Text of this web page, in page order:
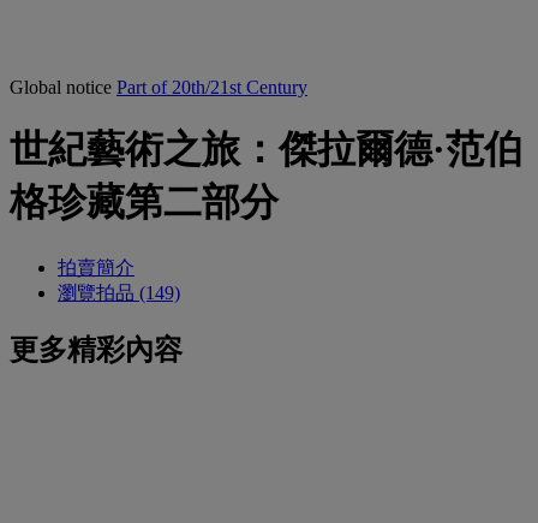
Global notice Part of 20th/21st Century
世紀藝術之旅：傑拉爾德·范伯
格珍藏第二部分
拍賣簡介
瀏覽拍品 (149)
更多精彩內容